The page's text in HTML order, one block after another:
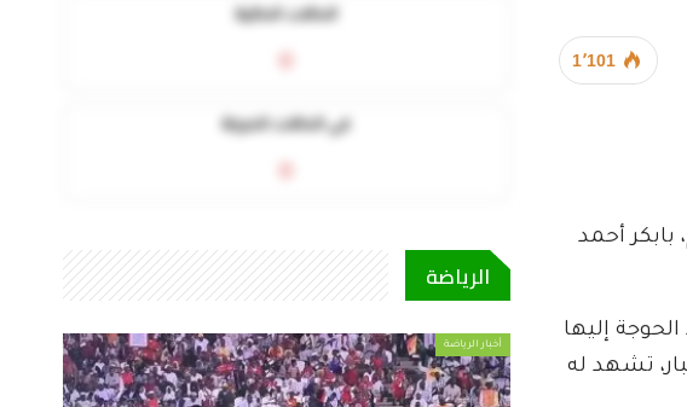
1٬101
بابكر أحمد
إليها
تشهد له
في الحالات الحرجة
الرياضة
أخبار الرياضة